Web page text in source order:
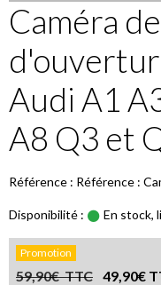
Caméra
Audi A1
A8 Q3 et
Référence : Référence :
Disponibilité : En stock,
Promotion
59,90€ TTC 49,90€